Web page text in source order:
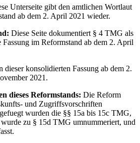
Unterseite gibt den amtlichen Wortlaut
ab dem 2. April 2021 wieder.
Diese Seite dokumentiert § 4 TMG als
Fassung im Reformstand ab dem 2. April
dieser konsolidierten Fassung ab dem 2.
2021.
dieses Reformstands: Die Reform
und Zugriffsvorschriften
wurden die §§ 15a bis 15c TMG,
zu § 15d TMG umnummeriert, und